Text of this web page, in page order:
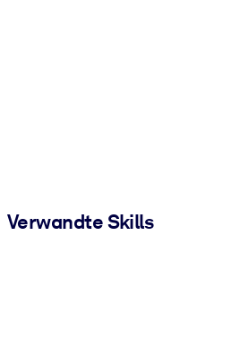
Verwandte Skills